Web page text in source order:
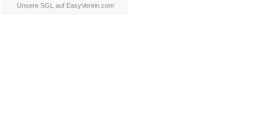
Unsere SGL auf EasyVerein.com